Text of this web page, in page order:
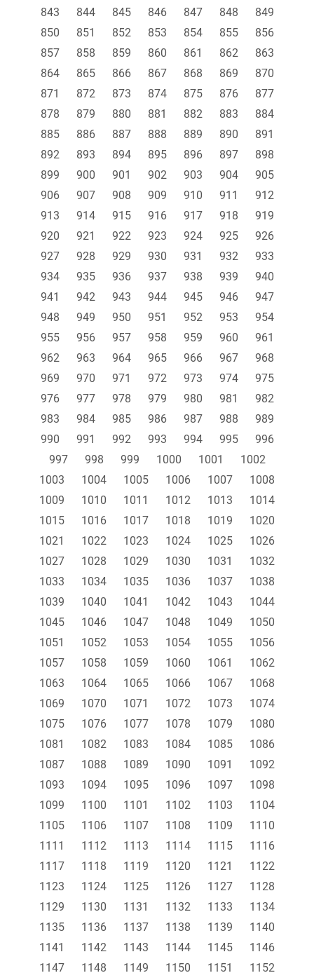
843
844 845 846 847 848
849
850
851 852 853 854 855
856
857
858 859 860 861 862
863
864
865 866 867 868 869
870
871
872 873 874 875 876
877
878
879 880 881 882 883
884
885
886 887 888 889 890
891
892
893 894 895 896 897
898
899
900 901 902 903 904
905
906
907 908 909 910 911
912
913
914 915 916 917 918
919
920
921 922 923 924 925
926
927
928 929 930 931 932
933
934
935 936 937 938 939
940
941
942 943 944 945 946
947
948
949 950 951 952 953
954
955
956 957 958 959 960
961
962
963 964 965 966 967
968
969
970 971 972 973 974
975
976
977 978 979 980 981
982
983
984 985 986 987 988
989
990
991 992 993 994 995
996
997
998 999 1000 1001
1002
1003
1004 1005 1006 1007
1008
1009
1010 1011 1012 1013
1014
1015
1016 1017 1018 1019
1020
1021
1022 1023 1024 1025
1026
1027
1028 1029 1030 1031
1032
1033
1034 1035 1036 1037
1038
1039
1040 1041 1042 1043
1044
1045
1046 1047 1048 1049
1050
1051
1052 1053 1054 1055
1056
1057
1058 1059 1060 1061
1062
1063
1064 1065 1066 1067
1068
1069
1070 1071 1072 1073
1074
1075
1076 1077 1078 1079
1080
1081
1082 1083 1084 1085
1086
1087
1088 1089 1090 1091
1092
1093
1094 1095 1096 1097
1098
1099
1100 1101 1102 1103
1104
1105
1106 1107 1108 1109
1110
1111
1112 1113 1114 1115
1116
1117
1118 1119 1120 1121
1122
1123
1124 1125 1126 1127
1128
1129
1130 1131 1132 1133
1134
1135
1136 1137 1138 1139
1140
1141
1142 1143 1144 1145
1146
1147
1148 1149 1150 1151 1152